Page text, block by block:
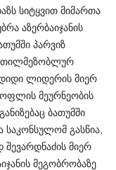
სიტყვით მიმართა
აზერბაიჯანის
პარვიზ
ლიდერის მიერ
მეურნეობის
ბათუმში
საკონსულომ გასწია,
მიერ
მეგობრობაზე